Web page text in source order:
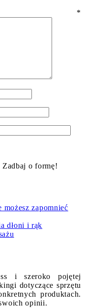
*
Zadbaj o formę!
zapomnieć
dłoni i rąk
i szeroko pojętej
dotyczące sprzętu
produktach.
opinii.